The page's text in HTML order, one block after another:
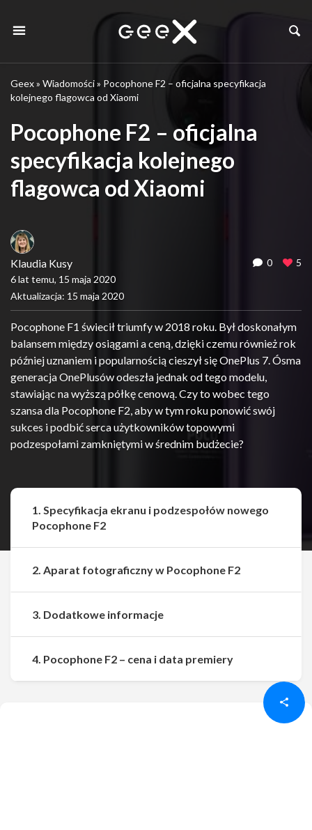
Geex» Wiadomości» Pocophone F2 – oficjalna specyfikacja
kolejnego flagowca od Xiaomi
Pocophone F2 – oficjalna
specyfikacja kolejnego
flagowca od Xiaomi
Klaudia Kusy
6 lat temu, 15 maja 2020
Aktualizacja: 15 maja 2020
0 5
Pocophone F1 świecił triumfy w 2018 roku. Był doskonałym
balansem między osiągami a ceną, dzięki czemu również rok
później uznaniem i popularnością cieszył się OnePlus 7. Ósma
generacja OnePlusów odeszła jednak od tego modelu,
stawiając na wyższą półkę cenową. Czy to wobec tego
szansa dla Pocophone F2, aby w tym roku ponowić swój
sukces i podbić serca użytkowników topowymi
podzespołami zamkniętymi w średnim budżecie?
Udostępnij Udostępnij
1. Specyfikacja ekranu i podzespołów nowego
Pocophone F2
2. Aparat fotograficzny w Pocophone F2
3. Dodatkowe informacje
4. Pocophone F2 – cena i data premiery